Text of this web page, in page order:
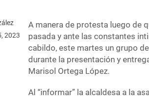
2023
A manera de protesta luego de
pasada y ante las constantes
cabildo, este martes un grupo
durante la presentación y
Marisol Ortega López.
Al “informar” la alcaldesa a la